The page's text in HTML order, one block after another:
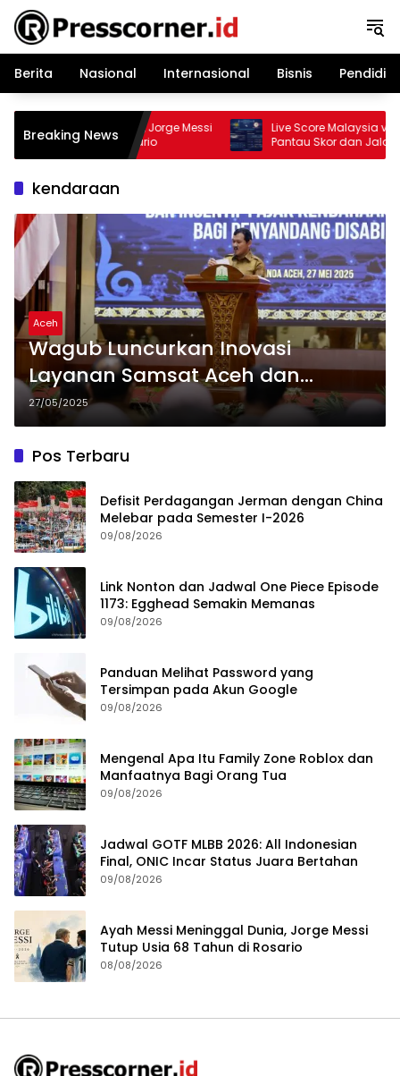
Langsung
konten
Berita
Nasional Internasional Bisnis
Breaking News
Meninggal Dunia, Jorge Messi
68 Tahun di Rosario
Live Score Malaysia vs
Pantau Skor dan Jalannya
Cup 2026
kendaraan
Aceh
Wagub Luncurkan Inovasi
Layanan Samsat Aceh dan
Insentif Pajak Kendaraan Bagi
Disabilitas
27/05/2025
Pos Terbaru
Defisit Perdagangan Jerman dengan China
Melebar pada Semester I-2026
09/08/2026
Link Nonton dan Jadwal One Piece Episode
1173: Egghead Semakin Memanas
09/08/2026
Panduan Melihat Password yang
Tersimpan pada Akun Google
09/08/2026
Mengenal Apa Itu Family Zone Roblox dan
Manfaatnya Bagi Orang Tua
09/08/2026
Jadwal GOTF MLBB 2026: All Indonesian
Final, ONIC Incar Status Juara Bertahan
09/08/2026
Ayah Messi Meninggal Dunia, Jorge Messi
Tutup Usia 68 Tahun di Rosario
08/08/2026